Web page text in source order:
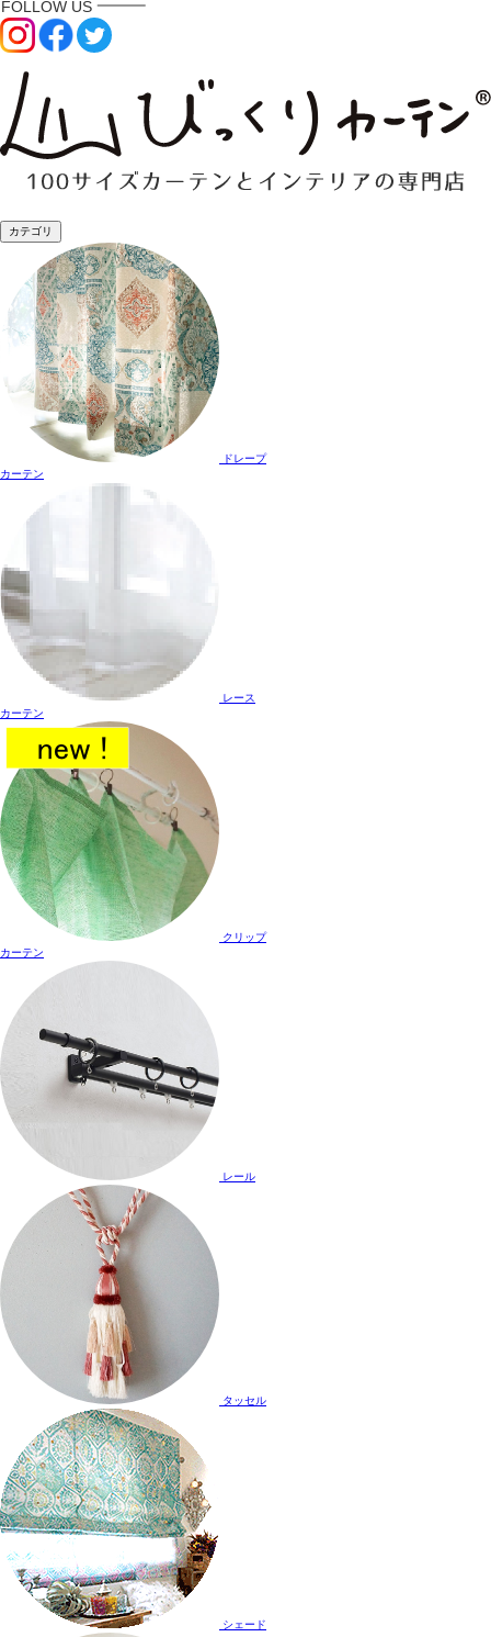
カテゴリ
ドレープ
カーテン
レース
カーテン
クリップ
カーテン
レール
タッセル
シェード